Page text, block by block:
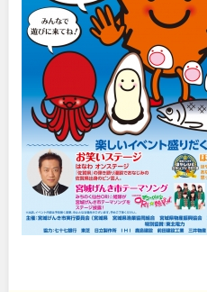
神奈川
甲信越・東海・北陸
新潟
石川
花菖蒲
バスケットゴール
健康遊具
スケートパーク
イルミネーション
交通公園
地域